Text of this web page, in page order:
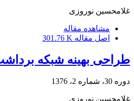
غلامحسین نوروزی
مشاهده مقاله
اصل مقاله 301.76 K
طراحی بهینه شبکه
دوره 30، شماره 2، 1376
غلامحسین نوروزی